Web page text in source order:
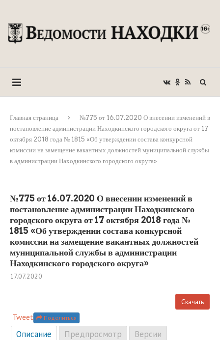
Главная страница
№775 от 16.07.2020 О внесении изменений в
постановление администрации Находкинского городского округа от 17
октября 2018 года № 1815 «Об утверждении состава конкурсной
комиссии на замещение вакантных должностей муниципальной службы
в администрации Находкинского городского округа»
№775 от 16.07.2020 О внесении изменений в
постановление администрации Находкинского
городского округа от 17 октября 2018 года №
1815 «Об утверждении состава конкурсной
комиссии на замещение вакантных должностей
муниципальной службы в администрации
Находкинского городского округа»
17.07.2020
Скачать
Поделиться
Tweet
Описание Предпросмотр Версии